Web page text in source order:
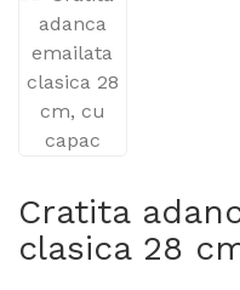
Cratita
clasica 28